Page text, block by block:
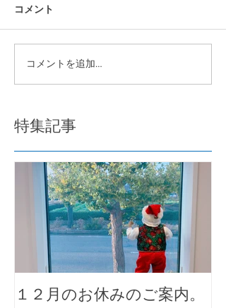
コメント
コメントを追加…
特集記事
１２月のお休みのご案内。